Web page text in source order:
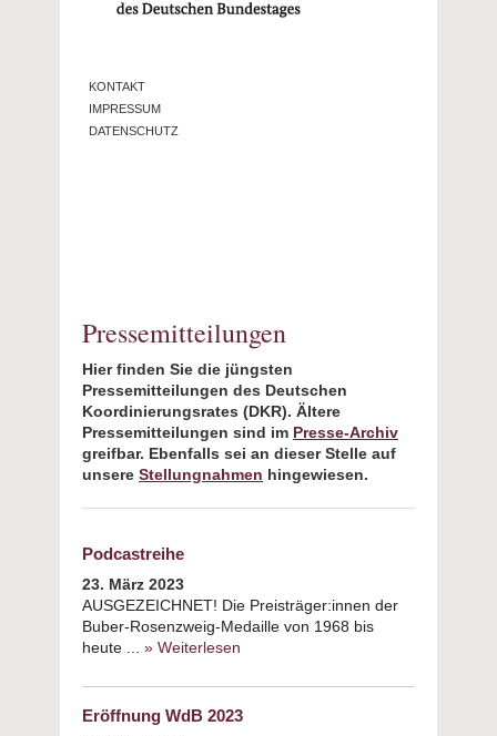
KONTAKT
IMPRESSUM
DATENSCHUTZ
Pressemitteilungen
Hier finden Sie die jüngsten
Pressemitteilungen des Deutschen
Koordinierungsrates (DKR). Ältere
Pressemitteilungen sind im Presse-Archiv
greifbar. Ebenfalls sei an dieser Stelle auf
unsere Stellungnahmen hingewiesen.
Podcastreihe
23. März 2023
AUSGEZEICHNET! Die Preisträger:innen der
Buber-Rosenzweig-Medaille von 1968 bis
heute ... » Weiterlesen
Eröffnung WdB 2023